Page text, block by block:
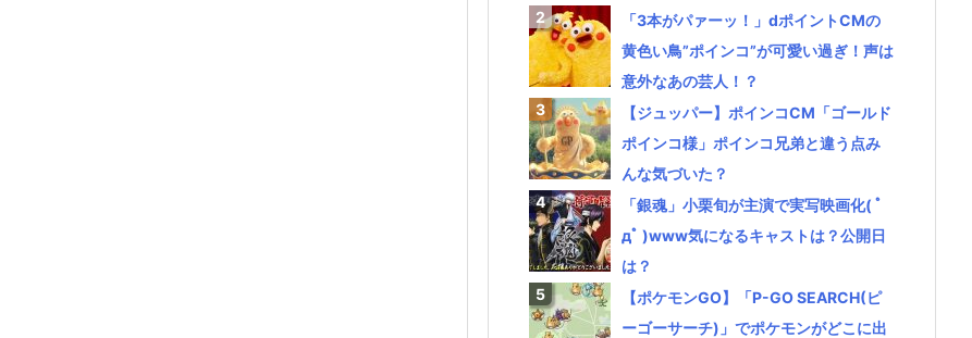
「3本がパァーッ！」dポイントCMの
黄色い鳥”ポインコ”が可愛い過ぎ！声は
意外なあの芸人！？
【ジュッパー】ポインコCM「ゴールド
ポインコ様」ポインコ兄弟と違う点み
んな気づいた？
「銀魂」小栗旬が主演で実写映画化( ﾟ
дﾟ )www気になるキャストは？公開日
は？
【ポケモンGO】「P-GO SEARCH(ピ
ーゴーサーチ)」でポケモンがどこに出